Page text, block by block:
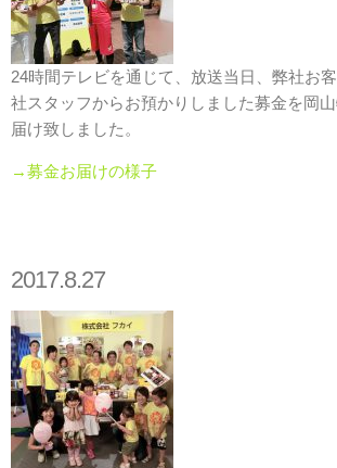
24時間テレビを通じて、放送当日、弊社お
社スタッフからお預かりしました募金を岡
届け致しました。
→募金お届けの様子
2017.8.27